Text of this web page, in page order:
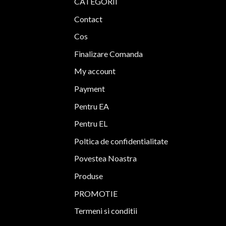
Contact
Cos
Finalizare Comanda
My account
Payment
Pentru EA
Pentru EL
Poltica de confidentialitate
Povestea Noastra
Produse
PROMOTIE
Termeni si conditii